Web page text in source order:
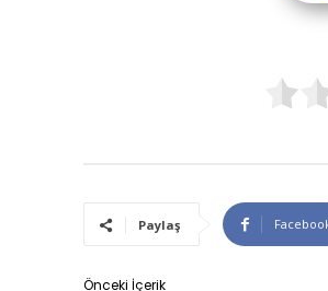
Paylaş
Önceki İçerik